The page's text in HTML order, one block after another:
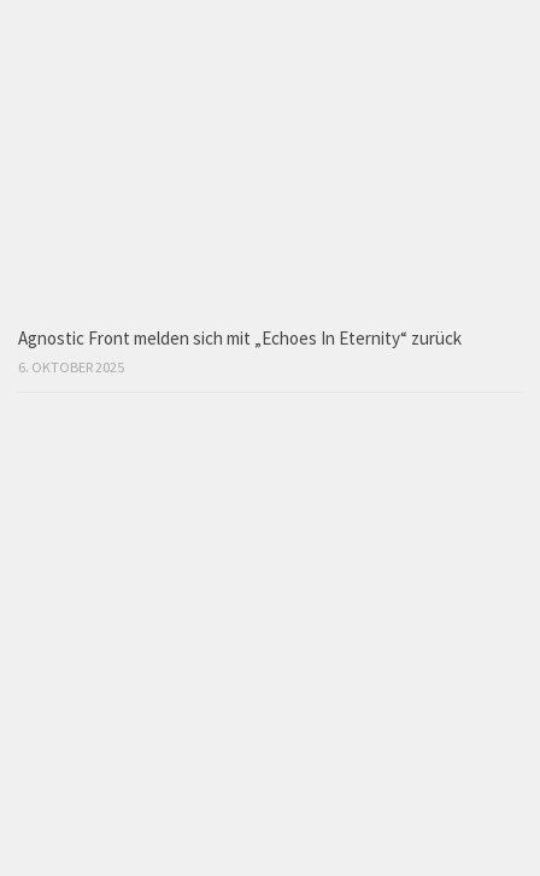
Agnostic Front melden sich mit „Echoes In Eternity“ zurück
6. OKTOBER 2025